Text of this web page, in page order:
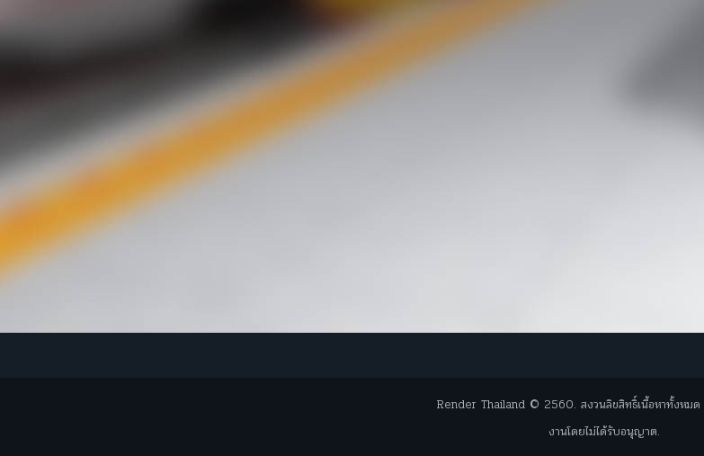
Render Thailand © 2560. สงวนลิขสิทธิ์เนื้อหาทั้งหมด
งานโดยไม่ได้รับอนุญาต.